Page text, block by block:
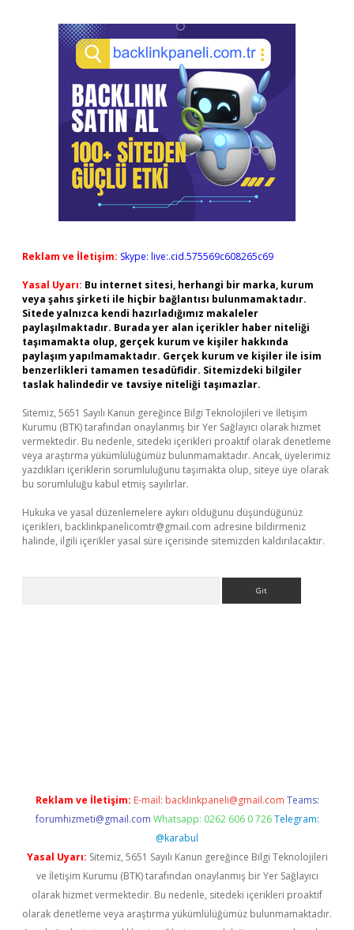
Reklam ve İletişim: Skype: live:.cid.575569c608265c69
Yasal Uyarı: Bu internet sitesi, herhangi bir marka, kurum
veya şahıs şirketi ile hiçbir bağlantısı bulunmamaktadır.
Sitede yalnızca kendi hazırladığımız makaleler
paylaşılmaktadır. Burada yer alan içerikler haber niteliği
taşımamakta olup, gerçek kurum ve kişiler hakkında
paylaşım yapılmamaktadır. Gerçek kurum ve kişiler ile isim
benzerlikleri tamamen tesadüfidir. Sitemizdeki bilgiler
taslak halindedir ve tavsiye niteliği taşımazlar.
Sitemiz, 5651 Sayılı Kanun gereğince Bilgi Teknolojileri ve İletişim
Kurumu (BTK) tarafından onaylanmış bir Yer Sağlayıcı olarak hizmet
vermektedir. Bu nedenle, sitedeki içerikleri proaktif olarak denetleme
veya araştırma yükümlülüğümüz bulunmamaktadır. Ancak, üyelerimiz
yazdıkları içeriklerin sorumluluğunu taşımakta olup, siteye üye olarak
bu sorumluluğu kabul etmiş sayılırlar.
Hukuka ve yasal düzenlemelere aykırı olduğunu düşündüğünüz
içerikleri, backlinkpanelicomtr@gmail.com adresine bildirmeniz
halinde, ilgili içerikler yasal süre içerisinde sitemizden kaldırılacaktır.
Reklam ve İletişim: E-mail: backlinkpaneli@gmail.com Teams:
forumhizmeti@gmail.com Whatsapp: 0262 606 0 726 Telegram:
@karabul
Yasal Uyarı: Sitemiz, 5651 Sayılı Kanun gereğince Bilgi Teknolojileri
ve İletişim Kurumu (BTK) tarafından onaylanmış bir Yer Sağlayıcı
olarak hizmet vermektedir. Bu nedenle, sitedeki içerikleri proaktif
olarak denetleme veya araştırma yükümlülüğümüz bulunmamaktadır.